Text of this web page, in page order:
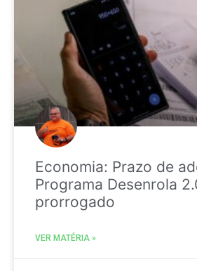
Economia: Prazo de
Programa Desenrola
prorrogado
VER MATÉRIA »